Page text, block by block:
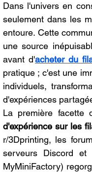
SPARKX i7 Color
Dans l'univers en
seulement dans les
entoure. Cette
une source
avant d'acheter du
pratique ; c'est une
individuels,
d'expériences
La première facette
d'expérience sur les
r/3Dprinting, les
serveurs Discord et
MyMiniFactory)